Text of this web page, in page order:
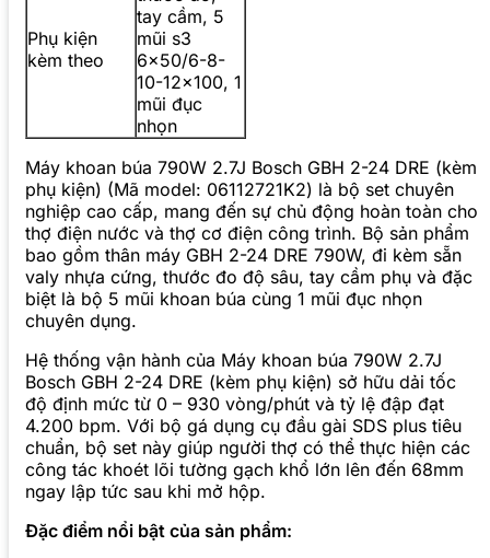
Phụ kiện
kèm theo
tay cầm, 5
mũi s3
6×50/6-8-
10-12×100, 1
mũi đục
nhọn
Máy khoan búa 790W 2.7J Bosch GBH 2-24 DRE (kèm
phụ kiện) (Mã model: 06112721K2) là bộ set chuyên
nghiệp cao cấp, mang đến sự chủ động hoàn toàn cho
thợ điện nước và thợ cơ điện công trình. Bộ sản phẩm
bao gồm thân máy GBH 2-24 DRE 790W, đi kèm sẵn
valy nhựa cứng, thước đo độ sâu, tay cầm phụ và đặc
biệt là bộ 5 mũi khoan búa cùng 1 mũi đục nhọn
chuyên dụng.
Hệ thống vận hành của Máy khoan búa 790W 2.7J
Bosch GBH 2-24 DRE (kèm phụ kiện) sở hữu dải tốc
độ định mức từ 0 – 930 vòng/phút và tỷ lệ đập đạt
4.200 bpm. Với bộ gá dụng cụ đầu gài SDS plus tiêu
chuẩn, bộ set này giúp người thợ có thể thực hiện các
công tác khoét lõi tường gạch khổ lớn lên đến 68mm
ngay lập tức sau khi mở hộp.
Đặc điểm nổi bật của sản phẩm: